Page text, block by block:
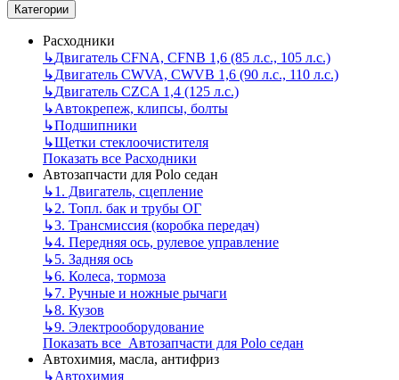
Категории
Расходники
↳Двигатель CFNA, CFNB 1,6 (85 л.с., 105 л.с.)
↳Двигатель CWVA, CWVB 1,6 (90 л.с., 110 л.с.)
↳Двигатель CZCA 1,4 (125 л.с.)
↳Автокрепеж, клипсы, болты
↳Подшипники
↳Щетки стеклоочистителя
Показать все Расходники
Автозапчасти для Polo седан
↳1. Двигатель, сцепление
↳2. Топл. бак и трубы ОГ
↳3. Трансмиссия (коробка передач)
↳4. Передняя ось, рулевое управление
↳5. Задняя ось
↳6. Колеса, тормоза
↳7. Ручные и ножные рычаги
↳8. Кузов
↳9. Электрооборудование
Показать все Автозапчасти для Polo седан
Автохимия, масла, антифриз
↳Автохимия